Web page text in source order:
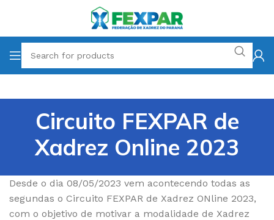
Circuito FEXPAR de
Xadrez Online 2023
Desde o dia 08/05/2023 vem acontecendo todas as
segundas o Circuito FEXPAR de Xadrez ONline 2023,
com o objetivo de motivar a modalidade de Xadrez